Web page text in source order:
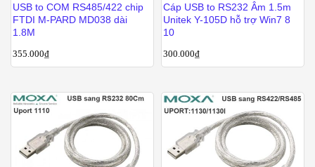
USB to COM RS485/422 chip
FTDI M-PARD MD038 dài
1.8M
355.000₫
Cáp USB to RS232 Âm 1.5m
Unitek Y-105D hỗ trợ Win7 8
10
300.000₫